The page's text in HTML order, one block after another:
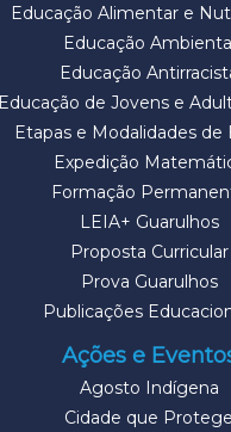
Educação Alimentar e
Educação Ambiental
Educação
Educação de Jovens e
Etapas e Modalidades de
Expedição
Formação
LEIA+ Guarulhos
Proposta Curricular
Prova Guarulhos
Publicações
Ações e
Agosto Indígena
Cidade que Protege